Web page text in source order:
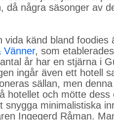
då några säsonger av
vida känd bland foodies
Vänner, som
år har en stjärna i
ingår även ett hotell
sällan, men
hotellet och mötte dess
snygga minimalistiska
Ingegerd Råman.